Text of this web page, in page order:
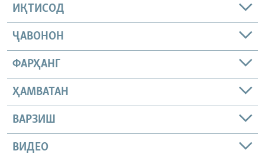
ИҚТИСОД
ҶАВОНОН
ФАРҲАНГ
ҲАМВАТАН
ВАРЗИШ
ВИДЕО